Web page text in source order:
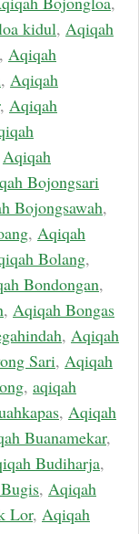
kidul, Aqiqah
, Aqiqah
, Aqiqah
, Aqiqah
Aqiqah
Bojongsari
Bojongsawah,
, Aqiqah
Bolang,
Bondongan,
, Aqiqah Bongas
, Aqiqah
Sari, Aqiqah
, aqiqah
, Aqiqah
Buanamekar,
Budiharja,
, Aqiqah
Lor, Aqiqah